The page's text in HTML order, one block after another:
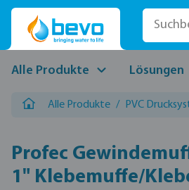
Hauptinhalt springen
Zur Suche springen
Zur Hauptnavigation springen
Alle Produkte Lösungen
Alle Produkte / PVC
Profec
1" Klebemuffe/